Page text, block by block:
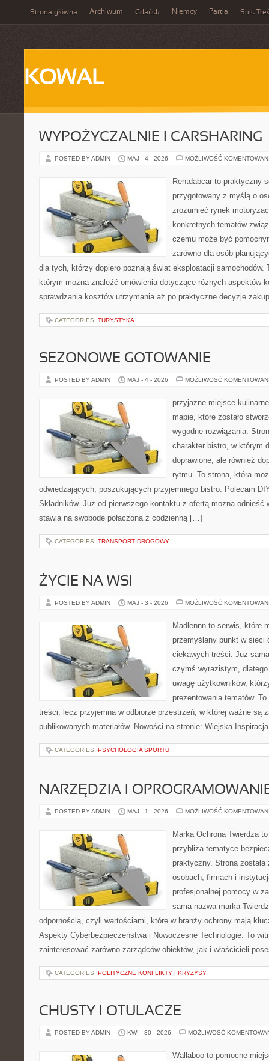
Strona główna Archiwum Gdańsk Niemcy Partia Spis
KOWAL
WYPOŻYCZALNIE I CARSHARING
POSTED BY ADMIN MAJ - 4 - 2026 MOŻLIWOŚĆ
Rentdabcar to praktyczny
przygotowany z myślą o
zrozumieć rynek
konkretnych tematów
czemu może być
zarówno dla osób
dla tych, którzy dopiero poznają świat eksploatacji samochodów.
którym można znaleźć omówienia dotyczące różnych aspektów
sprawdzania kosztów utrzymania aż po praktyczne decyzje
CATEGORIES: TURYSTYKA
SEZONOWE GOTOWANIE
POSTED BY ADMIN MAJ - 4 - 2026 MOŻLIWOŚĆ
przyjazne miejsce
mapie, które zostało
wygodne rozwiązania.
charakter bistro, w którym
doprawione, ale również
rytmu. To strona, która
odwiedzających, poszukujących przyjemnego bistro. Polecam
Składników. Już od pierwszego kontaktu z ofertą można odnieść
stawia na swobodę połączoną z codzienną […]
CATEGORIES: TRANSPORT DROGOWY
ŻYCIE NA WSI
POSTED BY ADMIN MAJ - 3 - 2026 MOŻLIWOŚĆ
Madlennn to serwis, które
przemyślany punkt w sieci
ciekawych treści. Już
czymś wyrazistym,
uwagę użytkowników,
prezentowania tematów.
treści, lecz przyjemna w odbiorze przestrzeń, w której ważne są
publikowanych materiałów. Nowości na stronie: Wiejska
CATEGORIES: PSYCHOLOGIA SPORTU
NARZĘDZIA I
POSTED BY ADMIN MAJ - 1 - 2026 MOŻLIWOŚĆ
Marka Ochrona Twierdza
przybliża tematyce
praktyczny. Strona
osobach, firmach i
profesjonalnej pomocy w
sama nazwa marka
odpornością, czyli wartościami, które w branży ochrony mają
Aspekty Cyberbezpieczeństwa i Nowoczesne Technologie. To
zainteresować zarówno zarządców obiektów, jak i właścicieli
CATEGORIES: POLITYCZNE KONFLIKTY I KRYZYSY
CHUSTY I OTULACZE
POSTED BY ADMIN KWI - 30 - 2026 MOŻLIWOŚĆ
Wallaboo to pomocne